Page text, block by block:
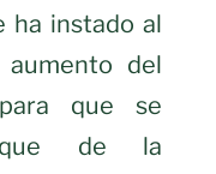
ha instado al
del
que se
de la